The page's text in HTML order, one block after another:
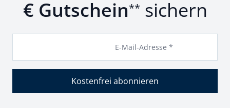
€ Gutschein** sichern
E-Mail-Adresse *
Kostenfrei abonnieren